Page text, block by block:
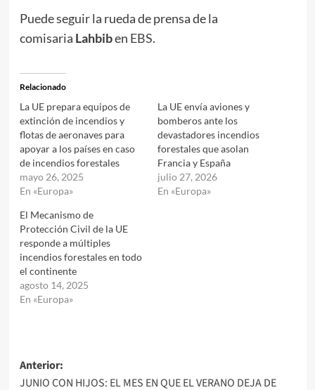
Puede seguir la rueda de prensa de la
comisaria Lahbiben EBS.
Relacionado
La UE prepara equipos de
extinción de incendios y
flotas de aeronaves para
apoyar a los países en caso
de incendios forestales
mayo 26, 2025
En «Europa»
La UE envía aviones y
bomberos ante los
devastadores incendios
forestales que asolan
Francia y España
julio 27, 2026
En «Europa»
El Mecanismo de
Protección Civil de la UE
responde a múltiples
incendios forestales en todo
el continente
agosto 14, 2025
En «Europa»
Navegación
Anterior:
JUNIO CON HIJOS: EL MES EN QUE EL VERANO DEJA DE